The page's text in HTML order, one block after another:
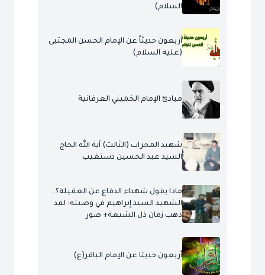
السلام)
أربعون حديثاً عن الإمام الحسن المجتبى
(عليه السلام)
مبادئ الإمام الخميني العرفانية
شهيد المحراب (الثالث) آية الله الحاج
السيد عبد الحسين دستغيب
ماذا يقول شهداء الدفاع عن العقيلة؟..
الشهيد السيد إبراهيم في وصيته: لقد
ذهب زمان ذل الشيعة+ صور
أربعون حديثا عن الإمام الباقر(ع)